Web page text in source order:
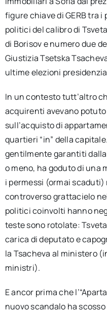
figure chiave di GERB tra
politici del calibro di
di Borisov e numero due
Giustizia Tsetska
ultime elezioni
In un contesto tutt’altro
acquirenti avevano
sull’acquisto di
quartieri “in” della
gentilmente garantiti dalla
o meno, ha goduto di una
i permessi (ormai
controverso grattacielo
politici coinvolti hanno
teste sono rotolate:
carica di deputato e
la Tsacheva al ministero
ministri).
E ancor prima che
nuovo scandalo ha